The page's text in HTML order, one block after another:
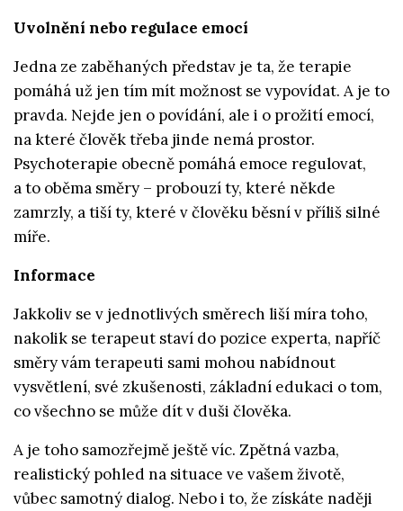
Uvolnění nebo regulace emocí
Jedna ze zaběhaných představ je ta, že terapie
pomáhá už jen tím mít možnost se vypovídat. A je to
pravda. Nejde jen o povídání, ale i o prožití emocí,
na které člověk třeba jinde nemá prostor.
Psychoterapie obecně pomáhá emoce regulovat,
a to oběma směry – probouzí ty, které někde
zamrzly, a tiší ty, které v člověku běsní v příliš silné
míře.
Informace
Jakkoliv se v jednotlivých směrech liší míra toho,
nakolik se terapeut staví do pozice experta, napříč
směry vám terapeuti sami mohou nabídnout
vysvětlení, své zkušenosti, základní edukaci o tom,
co všechno se může dít v duši člověka.
A je toho samozřejmě ještě víc. Zpětná vazba,
realistický pohled na situace ve vašem životě,
vůbec samotný dialog. Nebo i to, že získáte naději